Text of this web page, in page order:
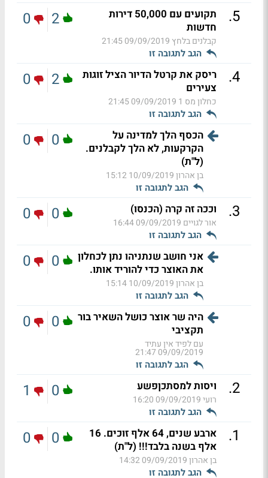
5
.
תקועים עם 50,000 דירות
חדשות
קבלנים בלחץ 09/09/2019 21:45
הגב לתגובה זו
2
0
4
.
ריסק את קרטל הדיור הציל זוגות
צעירים
כחלון מס 1 09/09/2019 21:45
הגב לתגובה זו
2
0
הכסף הלך למדינה על
הקרקעות, לא הלך לקבלנים.
(ל"ת)
בן אהרון10/09/2019 15:12
הגב לתגובה זו
0
0
3
. וככה זה קרה (הכנסו)
אור לגויים 09/09/2019 16:44
הגב לתגובה זו
0
0
אני חושב שנתניהו נתן לכחלון
את האוצר כדי להוריד אותו.
בן אהרון10/09/2019 15:14
הגב לתגובה זו
0
0
היה שר אוצר כושל השאיר בור
תקציבי
עם לפיד אין עתיד
09/09/2019 21:47
הגב לתגובה זו
0
0
2
. ויסות למסתכןפשע
רועי09/09/2019 16:20
הגב לתגובה זו
0
1
1
.
ארבע שנים, 64 אלף זוכים. 16
אלף בשנה בלבד!!! (ל"ת)
בן אהרון09/09/2019 14:32
הגב לתגובה זו
0
0